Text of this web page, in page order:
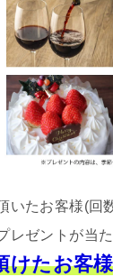
いたお客様(回
レゼントが当
けたお客